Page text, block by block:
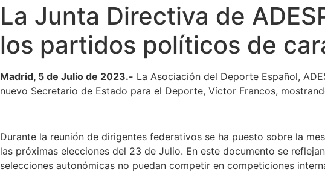
La Junta Directiva de
los partidos políticos de
Madrid, 5 de Julio de 2023.- La Asociación del Deporte Español,
nuevo Secretario de Estado para el Deporte, Víctor Francos,
Durante la reunión de dirigentes federativos se ha puesto sobre la
las próximas elecciones del 23 de Julio. En este documento se
selecciones autonómicas no puedan competir en competiciones